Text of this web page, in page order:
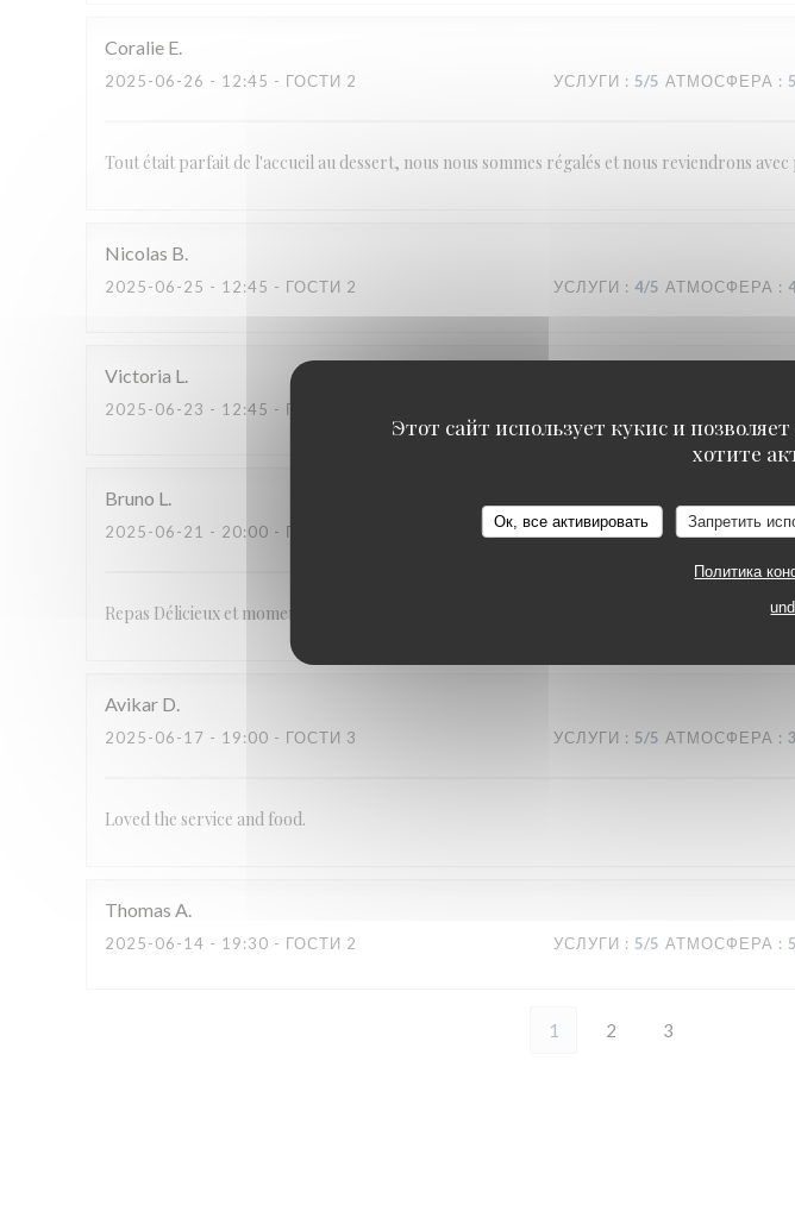
Этот сайт использует кукис и
хотите
Ок, все активировать Запретить
Политика
Coralie E
2025-06-26 - 12:45 - ГОСТИ 2 УСЛУГИ : 5/5 АТМОСФЕРА : 5
Tout était parfait de l'accueil au dessert, nous nous sommes régalés et nous reviendrons avec
Nicolas B
2025-06-25 - 12:45 - ГОСТИ 2 УСЛУГИ : 4/5 АТМОСФЕРА :
Victoria L
2025-06-23 - 12:45 - ГОСТИ 4
Bruno L
2025-06-21 - 20:00 - ГОСТИ 4 УСЛУГИ: 5/5 АТМОСФЕРА:
Repas Délicieux et moment très agréable
Avikar D
2025-06-17 - 19:00 - ГОСТИ 3 УСЛУГИ : 5/5 АТМОСФЕРА : 3
Loved the service and food.
Thomas A
2025-06-14 - 19:30 - ГОСТИ 2 УСЛУГИ : 5/5 АТМОСФЕРА : 5
1 2 3